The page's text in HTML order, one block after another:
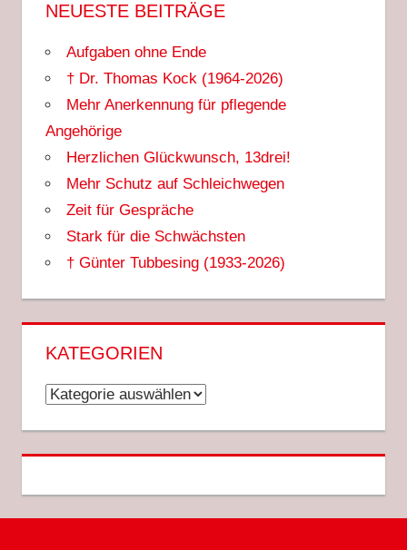
NEUESTE BEITRÄGE
Aufgaben ohne Ende
† Dr. Thomas Kock (1964-2026)
Mehr Anerkennung für pflegende
Angehörige
Herzlichen Glückwunsch, 13drei!
Mehr Schutz auf Schleichwegen
Zeit für Gespräche
Stark für die Schwächsten
† Günter Tubbesing (1933-2026)
KATEGORIEN
Kategorien